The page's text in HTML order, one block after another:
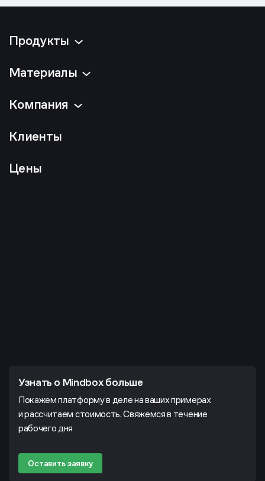
Продукты
Материалы
Компания
Клиенты
Цены
Узнать о Mindbox больше
Покажем платформу в деле на ваших примерах
и рассчитаем стоимость. Свяжемся в течение
рабочего дня
Оставить заявку